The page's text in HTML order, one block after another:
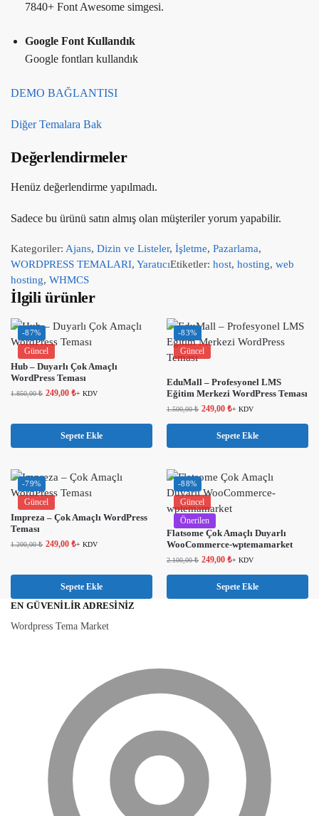
7840+ Font Awesome simgesi.
Google Font Kullandık
Google fontları kullandık
DEMO BAĞLANTISI
Diğer Temalara Bak
Değerlendirmeler
Henüz değerlendirme yapılmadı.
Sadece bu ürünü satın almış olan müşteriler yorum yapabilir.
Kategoriler: Ajans, Dizin ve Listeler, İşletme, Pazarlama,
WORDPRESS TEMALARI, YaratıcıEtiketler: host, hosting, web
hosting, WHMCS
İlgili ürünler
-87%
Güncel
Hub – Duyarlı Çok Amaçlı
WordPress Teması
1.850,00₺ 249,00 ₺+ KDV
Sepete Ekle
-83%
Güncel
EduMall – Profesyonel LMS
Eğitim Merkezi WordPress Teması
1.500,00₺ 249,00 ₺+ KDV
Sepete Ekle
-79%
Güncel
Impreza – Çok Amaçlı WordPress
Teması
1.200,00₺ 249,00 ₺+ KDV
Sepete Ekle
-88%
Güncel
Önerilen
Flatsome Çok Amaçlı Duyarlı
WooCommerce-wptemamarket
2.100,00₺ 249,00 ₺+ KDV
Sepete Ekle
EN GÜVENILIR ADRESINIZ
Wordpress Tema Market